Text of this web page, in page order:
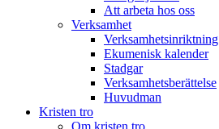
Att arbeta hos oss
Verksamhet
Verksamhetsinriktning
Ekumenisk kalender
Stadgar
Verksamhetsberättelse
Huvudman
Kristen tro
Om kristen tro